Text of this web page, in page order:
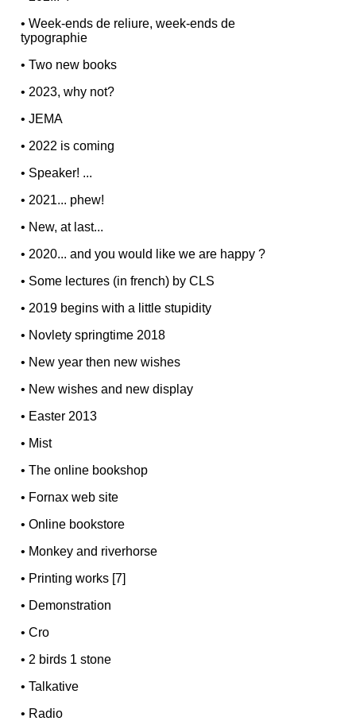
•Week-ends de reliure, week-ends de
typographie
•Two new books
• 2023, why not?
•JEMA
• 2022 is coming
• Speaker! ...
• 2021... phew!
• New, at last...
• 2020... and you would like we are happy ?
• Some lectures (in french) by CLS
• 2019 begins with a little stupidity
• Novlety springtime 2018
• New year then new wishes
• New wishes and new display
• Easter 2013
• Mist
•The online bookshop
• Fornax web site
•Online bookstore
• Monkey and riverhorse
• Printing works [7]
• Demonstration
•Cro
• 2 birds 1 stone
•Talkative
• Radio